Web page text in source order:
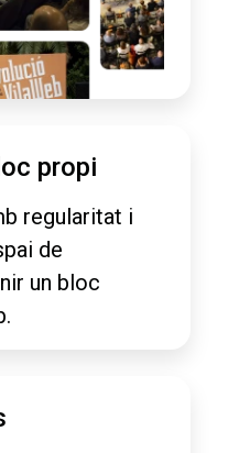
propi
regularitat i
de
un bloc